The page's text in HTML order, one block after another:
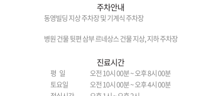
주차안내
동영빌딩 지상 주차장 및 기계식 주차장
병원 건물 뒷편 삼부 르네상스 건물 지상, 지하 주차장
진료시간
평 일
오전 10시 00분 ~ 오후 8시 00분
토요일
오전 10시 00분 ~ 오후 4시 00분